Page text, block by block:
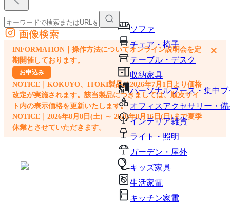
ソファ
チェア・椅子
テーブル・デスク
収納家具
パーソナルブース・集中
オフィスアクセサリー・備
インテリア雑貨
ライト・照明
ガーデン・屋外
キッズ家具
生活家電
キッチン家電
外部サイトの商品をカートに追加
他のサイトで見つけた商品ページのURLを貼り付けて、カートに追加できます
画像検索
INFORMATION｜操作方法についてオンライン説明会を定
期開催しております。
お申込み
NOTICE｜KOKUYO、ITOKI製品は2026年7月1日より価格
改定が実施されます。該当製品につきましては、順次サイ
ト内の表示価格を更新いたします。
NOTICE｜2026年8月8日(土) ～ 2026年8月16日(日)まで夏季
休業とさせていただきます。
×